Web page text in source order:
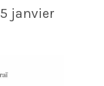
janvier